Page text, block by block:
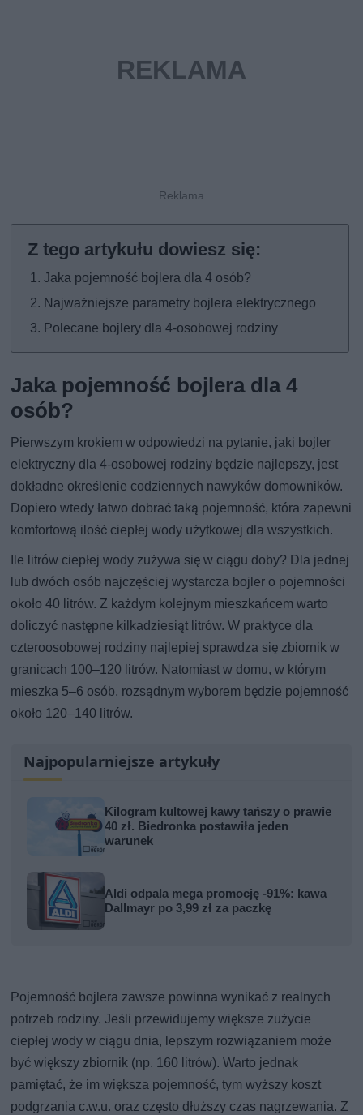
Jaka pojemność bojlera dla 4 osób?
Najważniejsze parametry bojlera elektrycznego
Polecane bojlery dla 4-osobowej rodziny
Jaka pojemność bojlera dla 4
osób?
Pierwszym krokiem w odpowiedzi na pytanie, jaki bojler
elektryczny dla 4-osobowej rodziny będzie najlepszy, jest
dokładne określenie codziennych nawyków domowników.
Dopiero wtedy łatwo dobrać taką pojemność, która zapewni
komfortową ilość ciepłej wody użytkowej dla wszystkich.
Ile litrów ciepłej wody zużywa się w ciągu doby? Dla jednej
lub dwóch osób najczęściej wystarcza bojler o pojemności
około 40 litrów. Z każdym kolejnym mieszkańcem warto
doliczyć następne kilkadziesiąt litrów. W praktyce dla
czteroosobowej rodziny najlepiej sprawdza się zbiornik w
granicach 100–120 litrów. Natomiast w domu, w którym
mieszka 5–6 osób, rozsądnym wyborem będzie pojemność
około 120–140 litrów.
Najpopularniejsze artykuły
Kilogram kultowej kawy tańszy o prawie
40 zł. Biedronka postawiła jeden
warunek
Aldi odpala mega promocję -91%: kawa
Dallmayr po 3,99 zł za paczkę
Pojemność bojlera zawsze powinna wynikać z realnych
potrzeb rodziny. Jeśli przewidujemy większe zużycie
ciepłej wody w ciągu dnia, lepszym rozwiązaniem może
być większy zbiornik (np. 160 litrów). Warto jednak
pamiętać, że im większa pojemność, tym wyższy koszt
podgrzania c.w.u. oraz często dłuższy czas nagrzewania. Z